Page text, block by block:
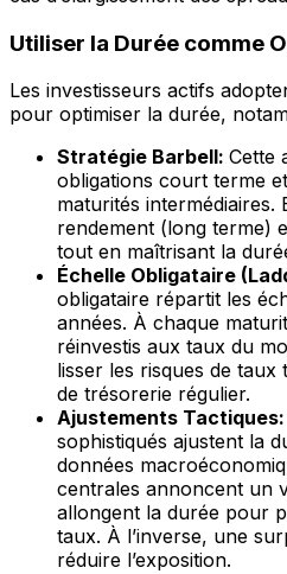
Utiliser la Durée comme
Les investisseurs actifs
pour optimiser la durée,
Stratégie Barbell: Cette
obligations court terme
maturités intermédiaires.
rendement (long terme)
tout en maîtrisant la
Échelle Obligataire
obligataire répartit les
années. À chaque
réinvestis aux taux du
lisser les risques de
de trésorerie régulier.
Ajustements Tactiques:
sophistiqués ajustent la
données
centrales annoncent un
allongent la durée pour
taux. À l’inverse, une
réduire l’exposition.